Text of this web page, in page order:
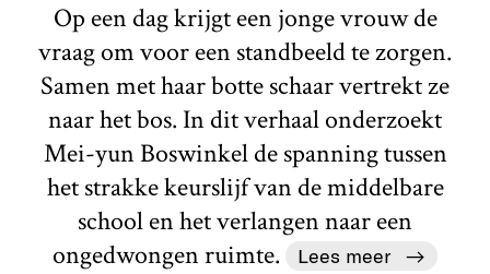
Op een dag krijgt een jonge vrouw de
vraag om voor een standbeeld te zorgen.
Samen met haar botte schaar vertrekt ze
naar het bos. In dit verhaal onderzoekt
Mei-yun Boswinkel de spanning tussen
het strakke keurslijf van de middelbare
school en het verlangen naar een
ongedwongen ruimte.
Lees meer